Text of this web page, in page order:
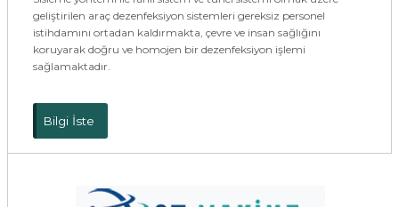
geliştirilen araç dezenfeksiyon sistemleri gereksiz personel
istihdamını ortadan kaldırmakta, çevre ve insan sağlığını
koruyarak doğru ve homojen bir dezenfeksiyon işlemi
sağlamaktadır.
Bilgi İste